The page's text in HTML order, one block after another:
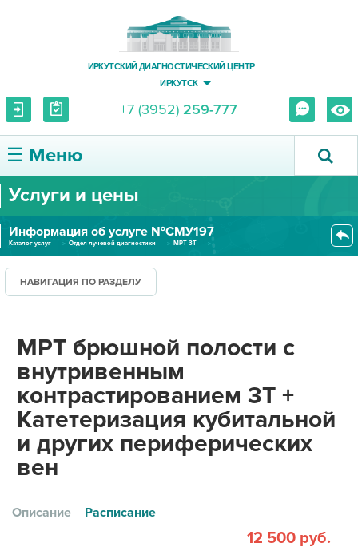
ИРКУТСКИЙ ДИАГНОСТИЧЕСКИЙ ЦЕНТР
ИРКУТСК
+7 (3952) 259-777
☰ Меню
О ЦЕНТРЕ
УСЛУГИ И ЦЕНЫ
ПАЦИЕНТУ
ПРАВОВАЯ ИНФОРМАЦИЯ
Услуги и цены
Информация об услуге №СМУ197
Каталог услуг Отдел лучевой диагностики
МРТ 3Т
НАВИГАЦИЯ ПО РАЗДЕЛУ
МРТ брюшной полости с
внутривенным
контрастированием 3Т +
Катетеризация кубитальной
и других периферических
вен
Описание Расписание
12 500 руб.